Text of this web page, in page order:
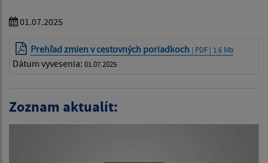
01.07.2025
Prehľad zmien v cestovných poriadkoch | PDF | 1.6 Mb
Dátum vyvesenia: 01.07.2025
Zoznam aktualít: